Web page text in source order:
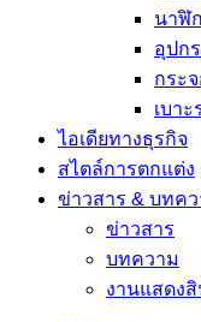
นาฬิ
อุปก
กระ
เบาะ
ไอเดียทางธุรกิจ
สไตล์การตกแต่ง
ข่าวสาร & บทคว
ข่าวสาร
บทความ
งานแสดงสิ